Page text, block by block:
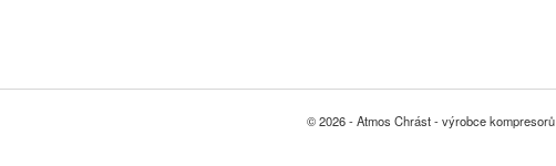
© 2026 - Atmos Chrást - výrobce kompresorů